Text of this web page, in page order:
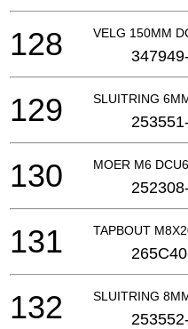
VELG 150MM
128
SLUITRING
129
MOER M6
130
TAPBOUT
131
SLUITRING
132